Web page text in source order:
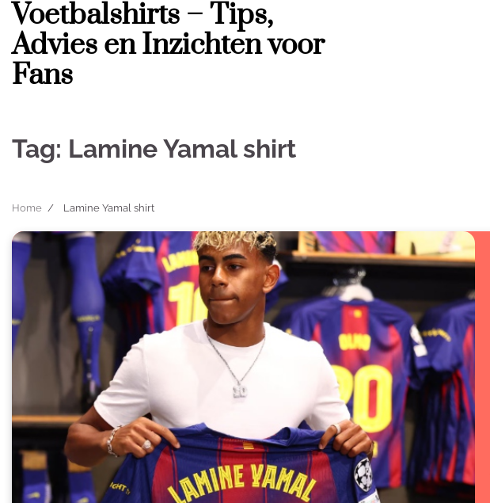
Skip
content
Voetbalshirts – Tips,
Advies en Inzichten voor
Fans
Tag: Lamine Yamal shirt
Home Lamine Yamal shirt